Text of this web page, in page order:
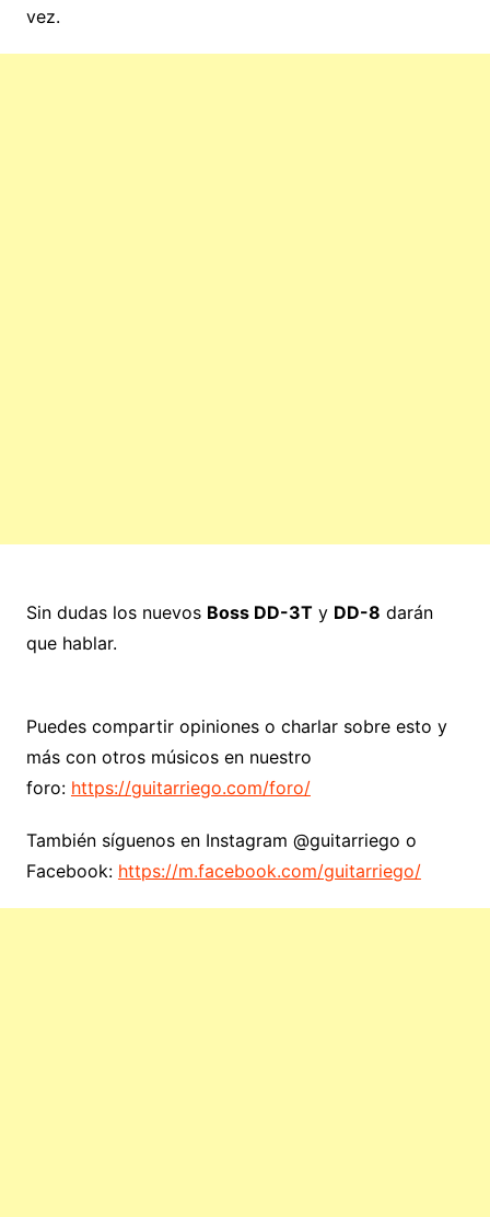
vez.
Sin dudas los nuevos Boss DD-3Ty DD-8 darán
que hablar.
Puedes compartir opiniones o charlar sobre esto y
más con otros músicos en nuestro
foro: https://guitarriego.com/foro/
También síguenos en Instagram @guitarriego o
Facebook: https://m.facebook.com/guitarriego/